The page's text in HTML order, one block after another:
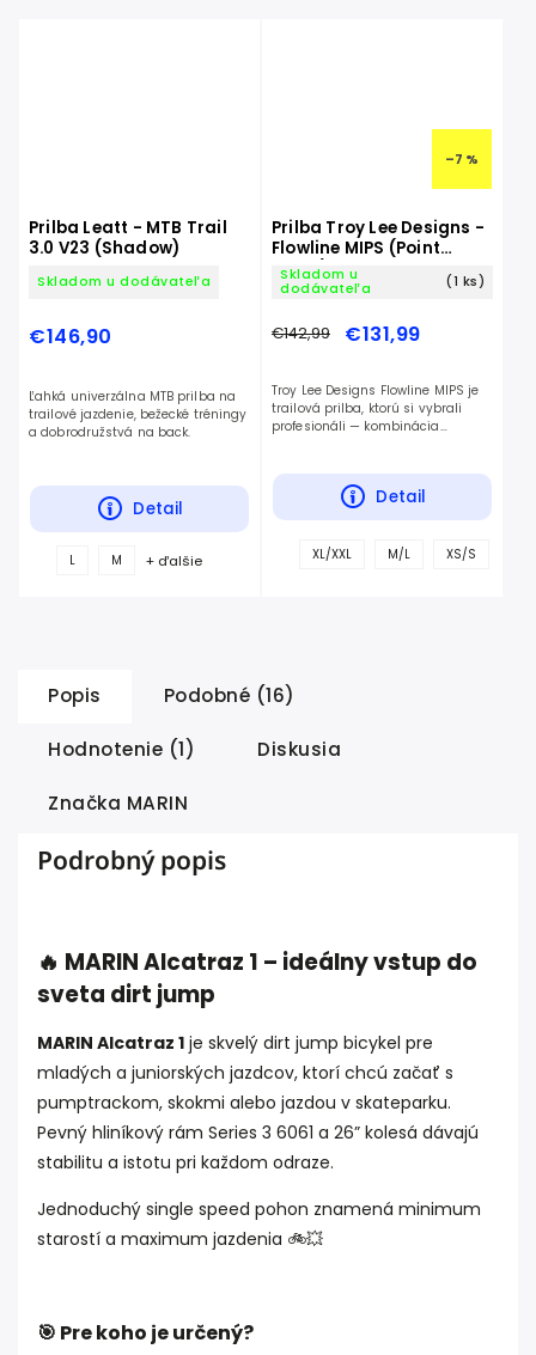
Prilba Leatt - MTB Trail
3.0 V23 (Shadow)
Skladom u dodávateľa
€146,90
Detail
Ľahká univerzálna MTB prilba na
trailové jazdenie, bežecké tréningy
a dobrodružstvá na back.
L M + ďalšie
–7 %
Prilba Troy Lee Designs -
Flowline MIPS (Point
Black)
Skladom u
dodávateľa
(1 ks)
€142,99 €131,99
Detail
Troy Lee Designs Flowline MIPS je
trailová prilba, ktorú si vybrali
profesionáli — kombinácia
XL/XXL M/L XS/S
Popis Podobné (16)
Hodnotenie (1) Diskusia
Značka MARIN
Podrobný popis
🔥 MARIN Alcatraz 1 – ideálny vstup do
sveta dirt jump
MARIN Alcatraz 1 je skvelý dirt jump bicykel pre
mladých a juniorských jazdcov, ktorí chcú začať s
pumptrackom, skokmi alebo jazdou v skateparku.
Pevný hliníkový rám Series 3 6061 a 26” kolesá dávajú
stabilitu a istotu pri každom odraze.
Jednoduchý single speed pohon znamená minimum
starostí a maximum jazdenia 🚲💥
🎯 Pre koho je určený?